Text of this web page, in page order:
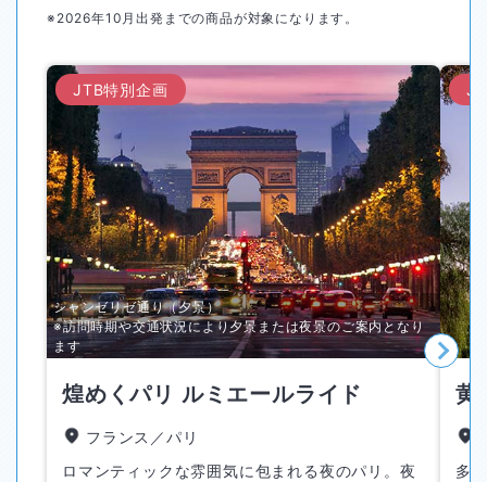
※2026年10月出発までの商品が対象になります。
JTB特別企画
シャンゼリゼ通り（夕景）
※訪問時期や交通状況により夕景または夜景のご案内となり
ます
煌めくパリ ルミエールライド
フランス／パリ
ロマンティックな雰囲気に包まれる夜のパリ。夜
黄
多